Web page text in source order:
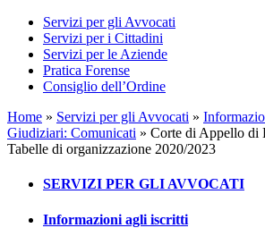
Servizi per gli Avvocati
Servizi per i Cittadini
Servizi per le Aziende
Pratica Forense
Consiglio dell’Ordine
Home » Servizi per gli Avvocati »
Giudiziari: Comunicati » Corte di Appello di
Tabelle di organizzazione 2020/2023
SERVIZI PER GLI AVVOCATI
Informazioni agli iscritti